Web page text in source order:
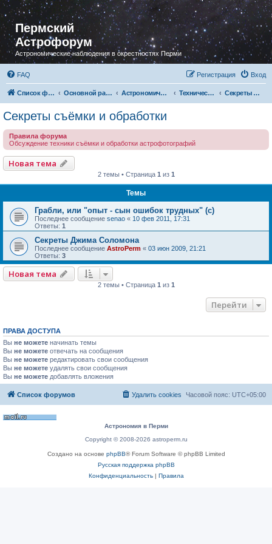
Пермский
Астрофорум
Астрономические наблюдения в окрестностях Перми
FAQ Вход
Регистрация
Список форумов Основной раздел Астрономическая фотография Технический раздел Секреты съёмки и обработки
Секреты съёмки и обработки
Правила форума
Обсуждение техники съёмки и обработки астрофотографий
Новая тема
2 темы • Страница 1 из 1
Темы
Грабли, или "опыт - сын ошибок трудных" (с)
Последнее сообщение senao « 10 фев 2011, 17:31
Ответы: 1
Секреты Джима Соломона
Последнее сообщение AstroPerm « 03 июн 2009, 21:21
Ответы: 3
Новая тема
2 темы • Страница 1 из 1
Перейти
ПРАВА ДОСТУПА
Вы не можете начинать темы
Вы не можете отвечать на сообщения
Вы не можете редактировать свои сообщения
Вы не можете удалять свои сообщения
Вы не можете добавлять вложения
Список форумов Часовой пояс: UTC+05:00
Удалить cookies
Астрономия в Перми
Copyright © 2008-2026 astroperm.ru
Создано на основе phpBB® Forum Software © phpBB Limited
Русская поддержка phpBB
Конфиденциальность| Правила